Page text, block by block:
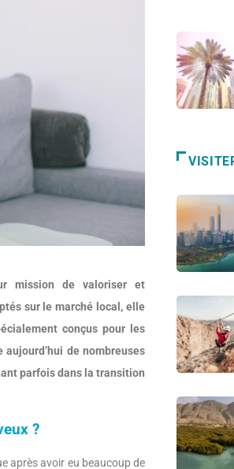
mission de valoriser et
sur le marché local, elle
conçus pour les
de nombreuses
parfois dans la transition
?
après avoir eu beaucoup de